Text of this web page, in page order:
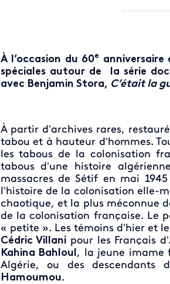
À l’occasion du 60e
anniversaire
spéciales autour de la série
avec Benjamin Stora, C’était la
À partir d’archives rares,
tabou et à hauteur d’hommes.
les tabous de la colonisation
tabous d’une histoire
massacres de Sétif en mai
l’histoire de la colonisation elle-
chaotique, et la plus méconnue
de la colonisation française. Le
« petite ». Les témoins d’hier et
Cédric Villani pour les Français
Kahina Bahloul, la jeune imame
Algérie, ou des descendants
Hamoumou.